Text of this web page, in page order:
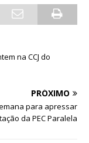
na CCJ do
PRÓXIMO
para apressar
da PEC Paralela